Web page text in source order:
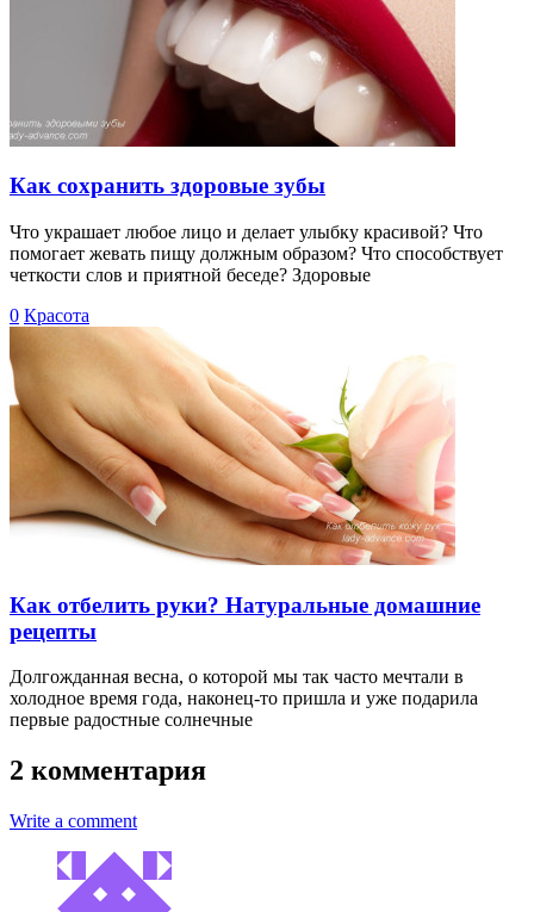
Как сохранить здоровые зубы
Что украшает любое лицо и делает улыбку красивой? Что
помогает жевать пищу должным образом? Что способствует
четкости слов и приятной беседе? Здоровые
0 Красота
Как отбелить руки? Натуральные домашние
рецепты
Долгожданная весна, о которой мы так часто мечтали в
холодное время года, наконец-то пришла и уже подарила
первые радостные солнечные
2 комментария
Write a comment